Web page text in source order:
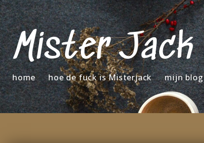
Mister Jack
home hoe de fuck is Misterjack mijn blog